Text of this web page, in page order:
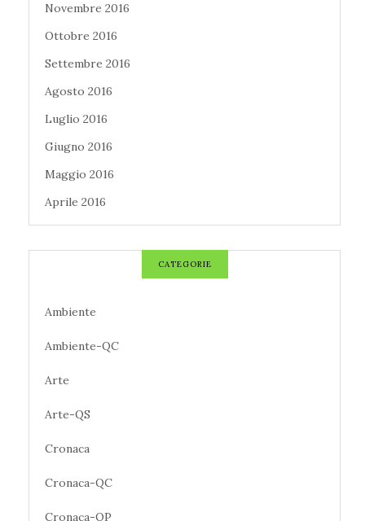
Novembre 2016
Ottobre 2016
Settembre 2016
Agosto 2016
Luglio 2016
Giugno 2016
Maggio 2016
Aprile 2016
CATEGORIE
Ambiente
Ambiente-QC
Arte
Arte-QS
Cronaca
Cronaca-QC
Cronaca-QP